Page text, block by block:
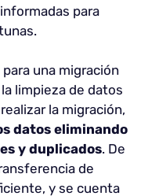
para
una migración
limpieza de datos
la migración,
datos eliminando
y duplicados. De
de
y se cuenta